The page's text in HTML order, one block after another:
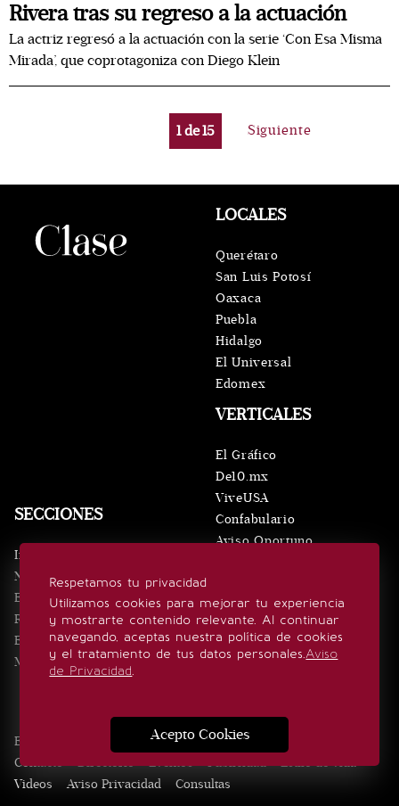
Rivera tras su regreso a la actuación
La actriz regresó a la actuación con la serie ‘Con Esa Misma
Mirada’, que coprotagoniza con Diego Klein
1de15 Siguiente
Respetamos tu privacidad
Utilizamos cookies para mejorar tu experiencia
y mostrarte contenido relevante. Al continuar
navegando, aceptas nuestra política de cookies
y el tratamiento de tus datos personales.Aviso
de Privacidad.
Acepto Cookies
SECCIONES
Inicio
Noticias
Eventos
Realeza
Estilo de vida
Minuto x Minuto
VERTICALES
El Gráfico
De10.mx
ViveUSA
Confabulario
Aviso Oportuno
LOCALES
Querétaro
San Luis Potosí
Oaxaca
Puebla
Hidalgo
El Universal
Edomex
SÍGUENOS
Edición Impresa Noticias Quiénes somos
Contacto
Directorio Eventos Publicidad
Estilo de vida
Videos
Aviso Privacidad Consultas